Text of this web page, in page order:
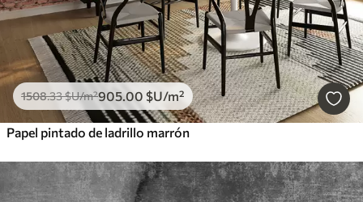
1508.33$U/m²905.00 $U/m²
Papel pintado de ladrillo marrón